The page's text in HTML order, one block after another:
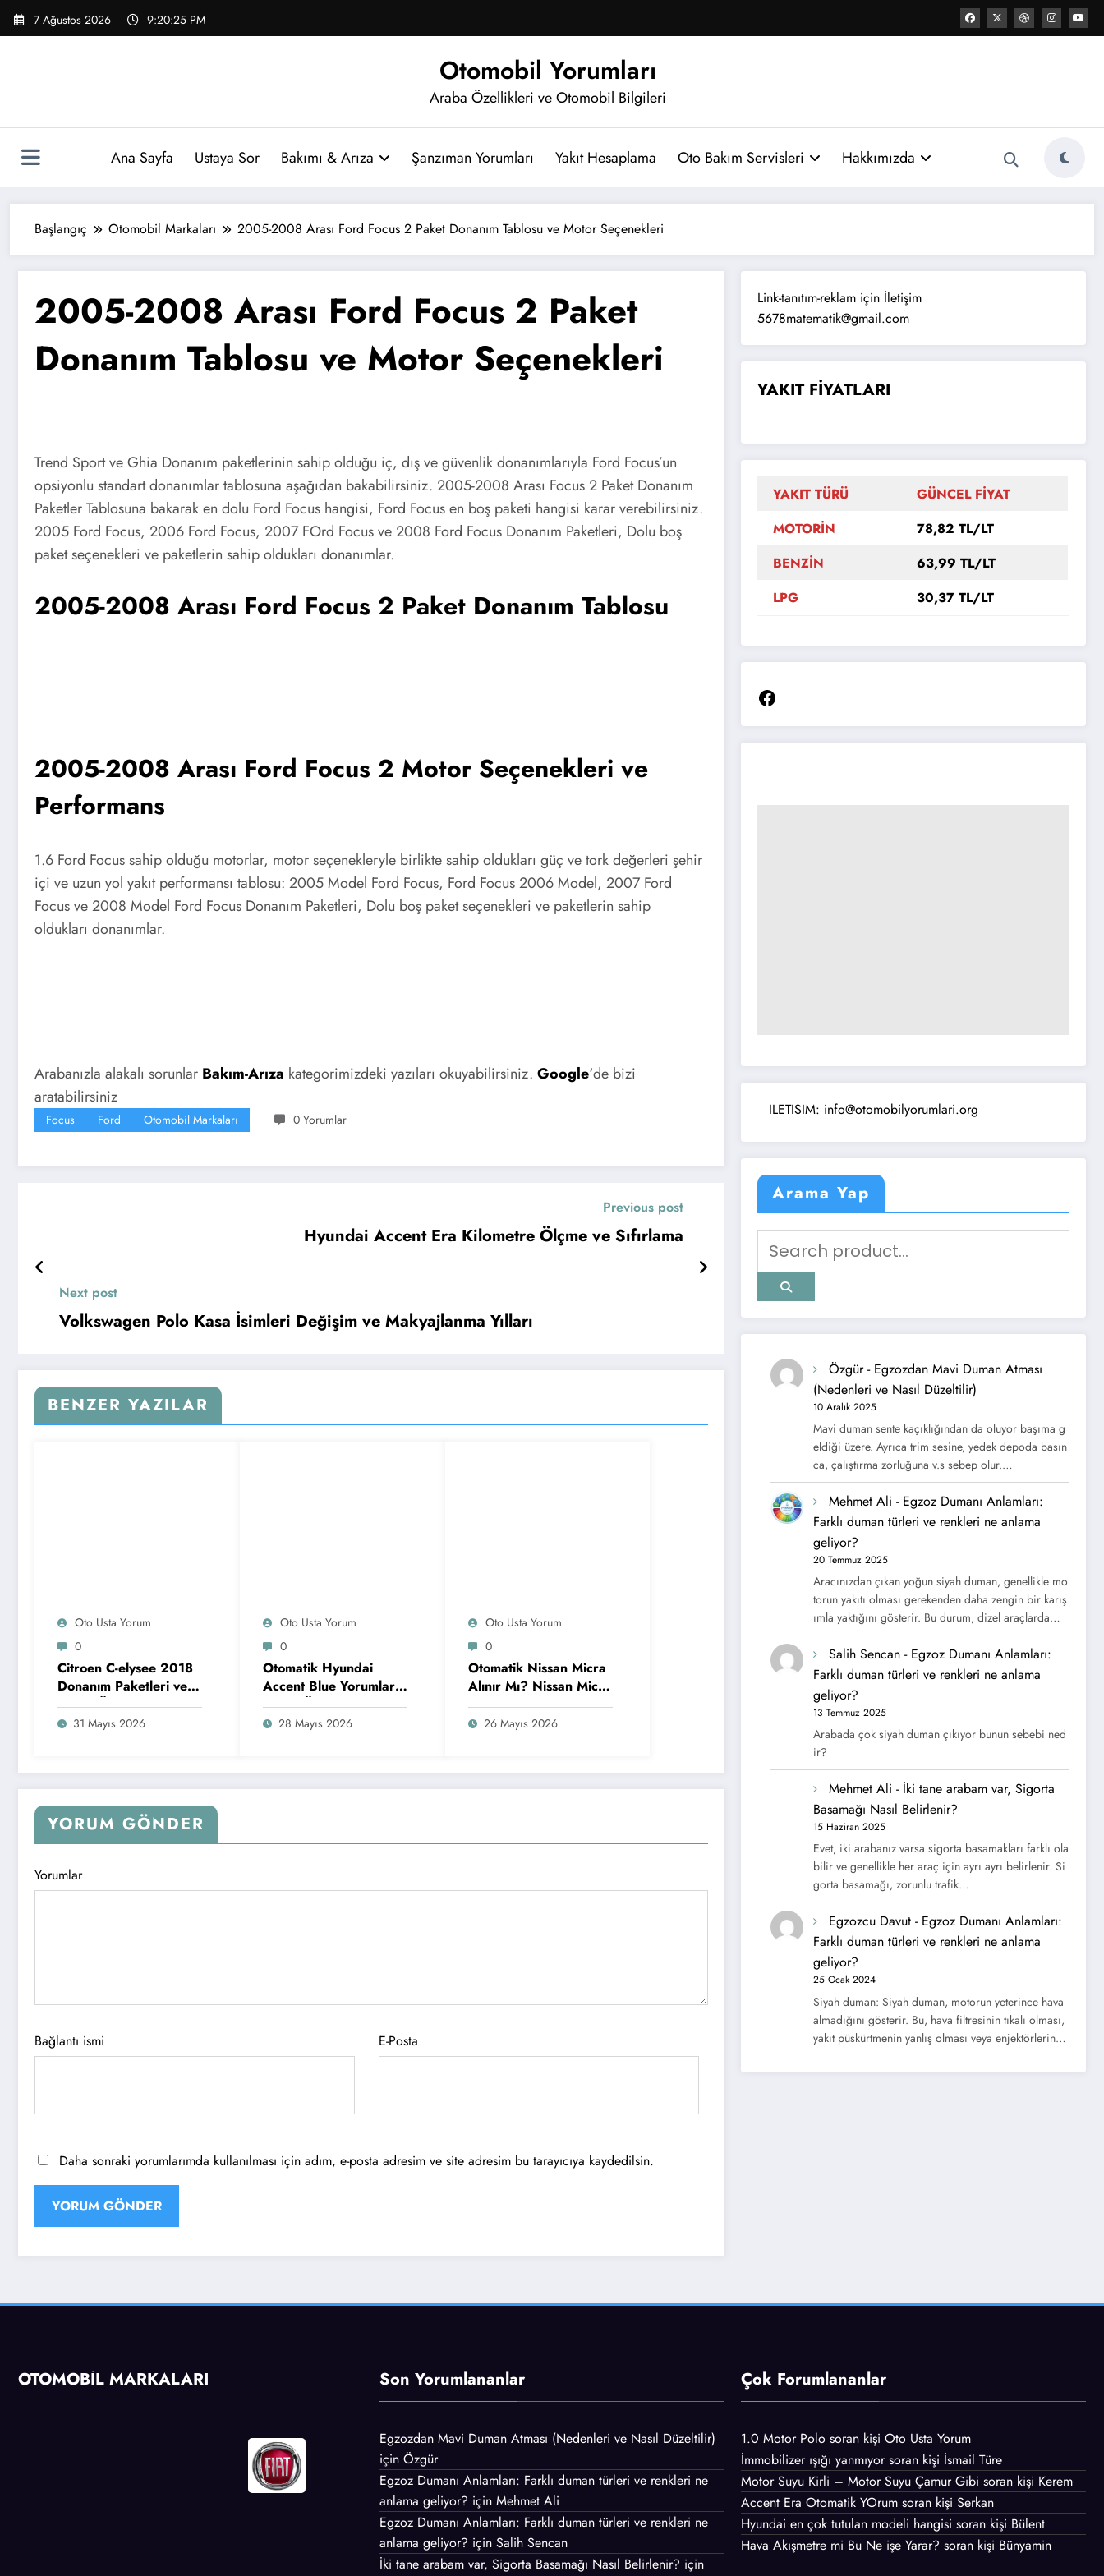
İçeriğe
atla
7 Ağustos 2026 9:20:25 PM
Otomobil Yorumları
Araba Özellikleri ve Otomobil Bilgileri
Ana Sayfa Ustaya Sor Bakımı & Arıza Şanzıman Yorumları Yakıt Hesaplama Oto Bakım Servisleri Hakkımızda
Başlangıç Otomobil Markaları 2005-2008 Arası Ford Focus 2 Paket Donanım Tablosu ve Motor Seçenekleri
2005-2008 Arası Ford Focus 2 Paket
Donanım Tablosu ve Motor Seçenekleri
Trend Sport ve Ghia Donanım paketlerinin sahip olduğu iç, dış ve güvenlik donanımlarıyla Ford Focus’un
opsiyonlu standart donanımlar tablosuna aşağıdan bakabilirsiniz. 2005-2008 Arası Focus 2 Paket Donanım
Paketler Tablosuna bakarak en dolu Ford Focus hangisi, Ford Focus en boş paketi hangisi karar verebilirsiniz.
2005 Ford Focus, 2006 Ford Focus, 2007 FOrd Focus ve 2008 Ford Focus Donanım Paketleri, Dolu boş
paket seçenekleri ve paketlerin sahip oldukları donanımlar.
2005-2008 Arası Ford Focus 2 Paket Donanım Tablosu
2005-2008 Arası Ford Focus 2 Motor Seçenekleri ve
Performans
1.6 Ford Focus sahip olduğu motorlar, motor seçenekleryle birlikte sahip oldukları güç ve tork değerleri şehir
içi ve uzun yol yakıt performansı tablosu: 2005 Model Ford Focus, Ford Focus 2006 Model, 2007 Ford
Focus ve 2008 Model Ford Focus Donanım Paketleri, Dolu boş paket seçenekleri ve paketlerin sahip
oldukları donanımlar.
Arabanızla alakalı sorunlar Bakım-Arıza kategorimizdeki yazıları okuyabilirsiniz. Google‘de bizi
aratabilirsiniz
Focus Ford Otomobil Markaları 0 Yorumlar
Previous post
Hyundai Accent Era Kilometre Ölçme ve Sıfırlama
Next post
Volkswagen Polo Kasa İsimleri Değişim ve Makyajlanma Yılları
BENZER YAZILAR
Oto Usta Yorum
0
Citroen C-elysee 2018
Donanım Paketleri ve
Motor Özellikleri
31 Mayıs 2026
Oto Usta Yorum
0
Otomatik Hyundai
Accent Blue Yorumları
Motor Özellikleri ve
Şanzımanı
28 Mayıs 2026
Oto Usta Yorum
0
Otomatik Nissan Micra
Alınır Mı? Nissan Micra
Yorumları
26 Mayıs 2026
YORUM GÖNDER
Yorumlar
Bağlantı ismi E-Posta
Daha sonraki yorumlarımda kullanılması için adım, e-posta adresim ve site adresim bu tarayıcıya kaydedilsin.
Link-tanıtım-reklam için İletişim
5678matematik@gmail.com
YAKIT FİYATLARI
YAKIT TÜRÜ
GÜNCEL FİYAT
MOTORİN
78,82 TL/LT
BENZİN
63,99 TL/LT
LPG
30,37 TL/LT
Facebook
ILETISIM: info@otomobilyorumlari.org
Arama Yap
Özgür- Egzozdan Mavi Duman Atması
(Nedenleri ve Nasıl Düzeltilir)
10 Aralık 2025
Mavi duman sente kaçıklığından da oluyor başıma g
eldiği üzere. Ayrıca trim sesine, yedek depoda basın
ca, çalıştırma zorluğuna v.s sebep olur.…
Mehmet Ali - Egzoz Dumanı Anlamları:
Farklı duman türleri ve renkleri ne anlama
geliyor?
20 Temmuz 2025
Aracınızdan çıkan yoğun siyah duman, genellikle mo
torun yakıtı olması gerekenden daha zengin bir karış
ımla yaktığını gösterir. Bu durum, dizel araçlarda…
Salih Sencan - Egzoz Dumanı Anlamları:
Farklı duman türleri ve renkleri ne anlama
geliyor?
13 Temmuz 2025
Arabada çok siyah duman çıkıyor bunun sebebi ned
ir?
Mehmet Ali - İki tane arabam var, Sigorta
Basamağı Nasıl Belirlenir?
15 Haziran 2025
Evet, iki arabanız varsa sigorta basamakları farklı ola
bilir ve genellikle her araç için ayrı ayrı belirlenir. Si
gorta basamağı, zorunlu trafik…
Egzozcu Davut - Egzoz Dumanı Anlamları:
Farklı duman türleri ve renkleri ne anlama
geliyor?
25 Ocak 2024
Siyah duman: Siyah duman, motorun yeterince hava
almadığını gösterir. Bu, hava filtresinin tıkalı olması,
yakıt püskürtmenin yanlış olması veya enjektörlerin…
OTOMOBİL MARKALARI Son Yorumlananlar
Egzozdan Mavi Duman Atması (Nedenleri ve Nasıl Düzeltilir)
içinÖzgür
Egzoz Dumanı Anlamları: Farklı duman türleri ve renkleri ne
anlama geliyor? içinMehmet Ali
Egzoz Dumanı Anlamları: Farklı duman türleri ve renkleri ne
anlama geliyor? içinSalih Sencan
İki tane arabam var, Sigorta Basamağı Nasıl Belirlenir? için
Çok Forumlananlar
1.0 Motor Polo soran kişiOto Usta Yorum
İmmobilizer ışığı yanmıyorsoran kişi İsmail Türe
Motor Suyu Kirli – Motor Suyu Çamur Gibi soran kişi Kerem
Accent Era Otomatik YOrum soran kişi Serkan
Hyundai en çok tutulan modeli hangisi soran kişi Bülent
Hava Akışmetre mi Bu Ne işe Yarar? soran kişi Bünyamin